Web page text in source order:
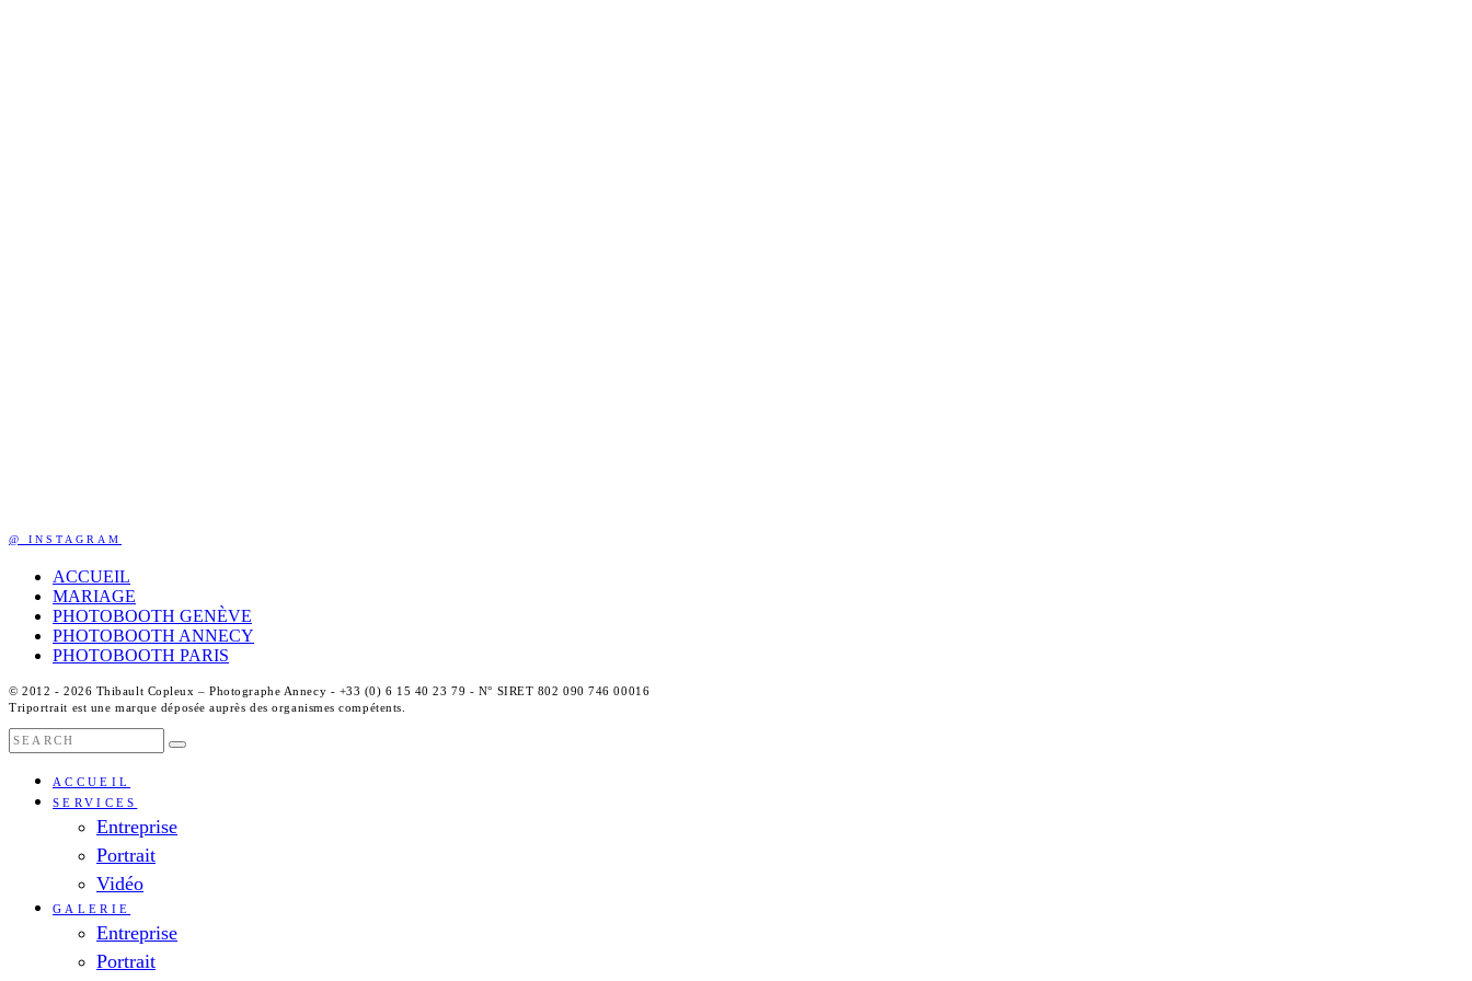
@ INSTAGRAM
ACCUEIL
MARIAGE
PHOTOBOOTH GENÈVE
PHOTOBOOTH ANNECY
PHOTOBOOTH PARIS
© 2012 - 2026 Thibault Copleux – Photographe Annecy - +33 (0) 6 15 40 23 79 - N° SIRET 802 090 746 00016
Triportrait est une marque déposée auprès des organismes compétents.
ACCUEIL
SERVICES
Entreprise
Portrait
Vidéo
GALERIE
Entreprise
Portrait